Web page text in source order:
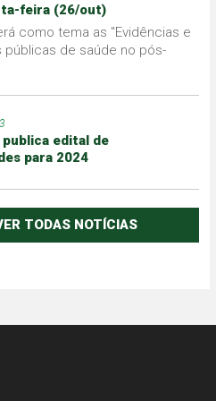
feira (26/out)
como tema as "Evidências e
públicas de saúde no pós-
publica edital de
para 2024
TODAS NOTÍCIAS